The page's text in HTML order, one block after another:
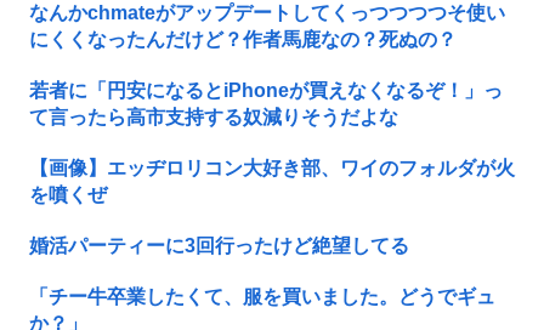
なんかchmateがアップデートしてくっつつつつそ使い
にくくなったんだけど？作者馬鹿なの？死ぬの？
若者に「円安になるとiPhoneが買えなくなるぞ！」っ
て言ったら高市支持する奴減りそうだよな
【画像】エッヂロリコン大好き部、ワイのフォルダが火
を噴くぜ
婚活パーティーに3回行ったけど絶望してる
「チー牛卒業したくて、服を買いました。どうでギュ
か？」